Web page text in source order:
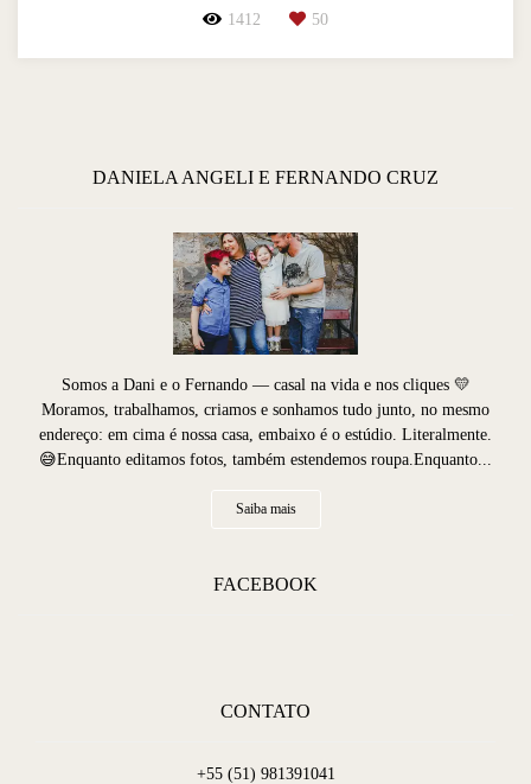
1412 50
DANIELA ANGELI E FERNANDO CRUZ
Somos a Dani e o Fernando — casal na vida e nos cliques 💛
Moramos, trabalhamos, criamos e sonhamos tudo junto, no mesmo
endereço: em cima é nossa casa, embaixo é o estúdio. Literalmente.
😅Enquanto editamos fotos, também estendemos roupa.Enquanto...
Saiba mais
FACEBOOK
CONTATO
+55 (51) 981391041